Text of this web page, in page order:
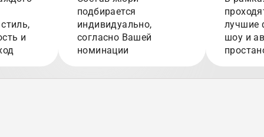
и
подбирается
индивидуально,
согласно Вашей
номинации
лучшие
шоу и